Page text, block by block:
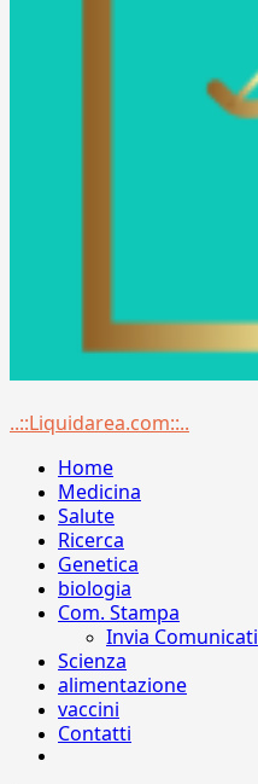
Menu
..::Liquidarea.com::..
Home
Medicina
Salute
Ricerca
Genetica
biologia
Com. Stampa
Invia Comunicati
Scienza
alimentazione
vaccini
Contatti